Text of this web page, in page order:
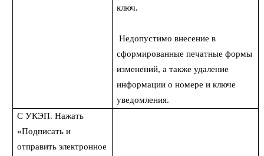
ключ.
Недопустимо внесение в
сформированные печатные формы
изменений, а также удаление
информации о номере и ключе
уведомления.
С УКЭП. Нажать
«Подписать и
отправить электронное